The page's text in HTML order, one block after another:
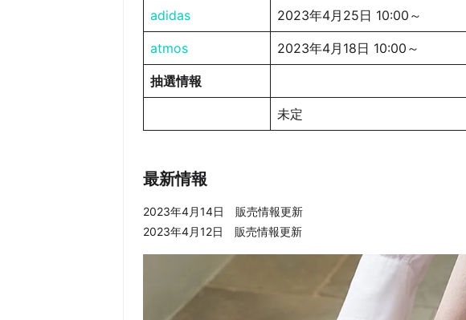
adidas 2023年4月25日 10:00～
atmos 2023年4月18日 10:00～
抽選情報
未定
最新情報
2023年4月14日 販売情報更新
2023年4月12日 販売情報更新